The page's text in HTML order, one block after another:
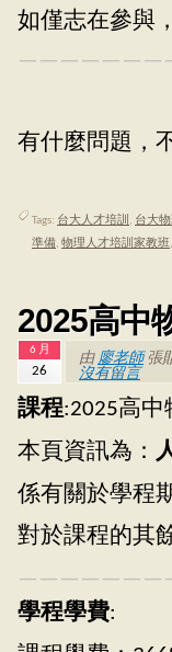
如僅志在參與
有什麼問題，
Tags: 台大人才培訓 , 台大
準備, 物理人才培訓家教班
2025高中
6 月
26
由廖老師張
沒有留言
課程:2025高
本頁資訊為：
係有關於學程
對於課程的其
學程學費: